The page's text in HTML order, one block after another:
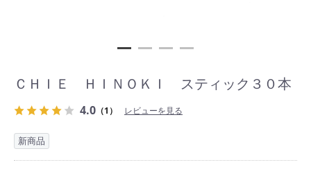
ＣＨＩＥ ＨＩＮＯＫＩ スティック３０本
4.0 （1） レビューを見る
新商品